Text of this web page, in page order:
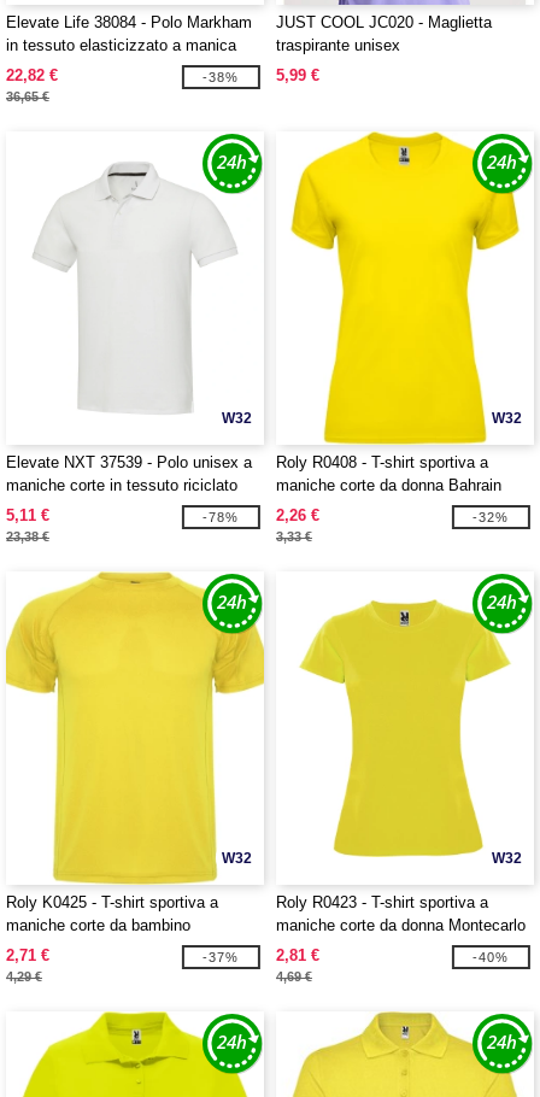
Elevate Life 38084 - Polo Markham
in tessuto elasticizzato a manica
corta da uomo
22,82 €
36,65 €
-38%
JUST COOL JC020 - Maglietta
traspirante unisex
5,99 €
W32
Elevate NXT 37539 - Polo unisex a
maniche corte in tessuto riciclato
Emerald Aware™
5,11 €
23,38 €
-78%
W32
Roly R0408 - T-shirt sportiva a
maniche corte da donna Bahrain
2,26 €
3,33 €
-32%
W32
Roly K0425 - T-shirt sportiva a
maniche corte da bambino
Montecarlo
2,71 €
4,29 €
-37%
W32
Roly R0423 - T-shirt sportiva a
maniche corte da donna Montecarlo
2,81 €
4,69 €
-40%